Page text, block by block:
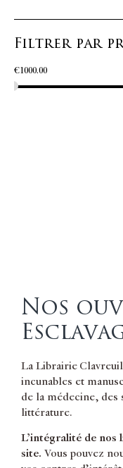
Mexique
Pérou
Vénézuela
Filtrer par
€1000.00
Nos
La Librairie
incunables et
de la médecine, des
littérature.
L’intégralité de nos
site. Vous pouvez